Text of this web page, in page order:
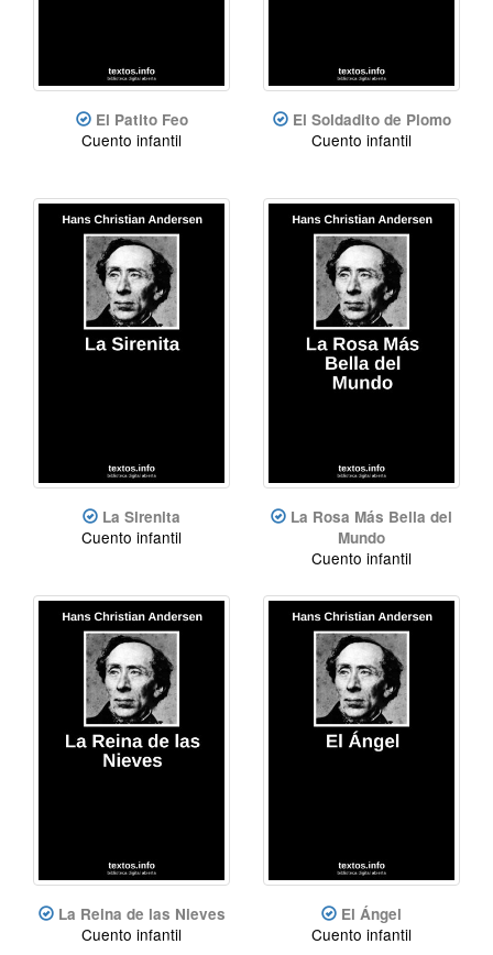
El Patito Feo
Cuento infantil
El Soldadito de Plomo
Cuento infantil
La Sirenita
Cuento infantil
La Rosa Más Bella del
Mundo
Cuento infantil
La Reina de las Nieves
Cuento infantil
El Ángel
Cuento infantil